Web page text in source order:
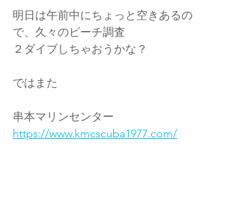
明日は午前中にちょっと空きあるの
で、久々のビーチ調査
２ダイブしちゃおうかな？
ではまた
串本マリンセンター
https://www.kmcscuba1977.com/